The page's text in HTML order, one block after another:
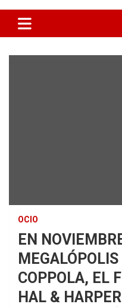
CRONISTAS
OCIO
EN
COPPOLA, EL
HAL &